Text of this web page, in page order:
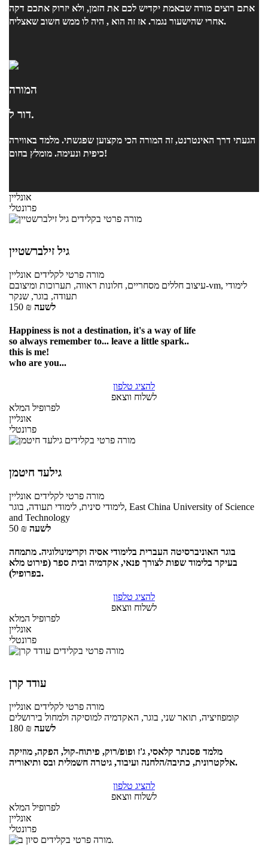
אתם רוצים מורה שבאמת יקדיש לכם את הזמן, ולא יזרוק אתכם דקה
אחרי שהישעור נגמר. אז זה הוא , היה לו ממש חשוב שאצליח.
המורה
דור ל.
הגעתי דרך האינטרנט, זה המורה הכי מקצוען שפגשתי. מלמד באווירה
כיפית ונעימה. מומלץ בחום!
אונליין
פרונטלי
גיל זילברשטיין
מורה פרטי לקלידים אונליין
עיצוב חללים מסחריים, חלונות ראווה, תערוכות ומיצובם-vm, לימודי
תעודה, בוגר, שנקר
150 ₪ לשעה
Happiness is not a destination, it's a way of life
so always remember to... leave a little spark..
this is me!
who are you...
להציג טלפון
לשלוח ווצאפ
לפרופיל המלא
אונליין
פרונטלי
גילעד חיטמן
מורה פרטי לקלידים אונליין
לימודי סינית, לימודי תעודה, בוגר, East China University of Science
and Technology
50 ₪ לשעה
בוגר האוניברסיטה העברית בלימודי אסיה וקרימינולוגיה. מתמחה
בעיקר בלימוד שפות לצורך פנאי, אקדמיה ובית ספר (פירוט מלא
בפרופיל).
להציג טלפון
לשלוח ווצאפ
לפרופיל המלא
אונליין
פרונטלי
עודד קרן
מורה פרטי לקלידים אונליין
קומפוזיציה, תואר שני, בוגר, האקדמיה למוסיקה ולמחול בירושלים
180 ₪ לשעה
מלמד פסנתר קלאסי, ג'ז ופופ/רוק, פיתוח-קול, הפקה, מוזיקה
אלקטרונית, כתיבה/הלחנה ועיבוד, גיטרה חשמלית ובס ותיאוריה.
להציג טלפון
לשלוח ווצאפ
לפרופיל המלא
אונליין
פרונטלי